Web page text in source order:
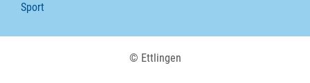
Sport
© Ettlingen